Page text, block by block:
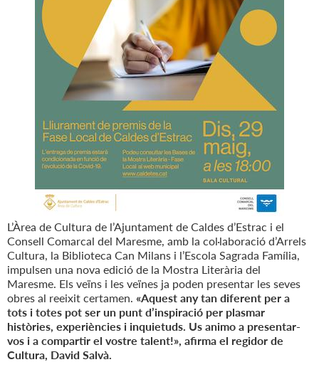
L’Àrea de Cultura de l’Ajuntament de Caldes d’Estrac i el
Consell Comarcal del Maresme, amb la col·laboració d’Arrels
Cultura, la Biblioteca Can Milans i l’Escola Sagrada Família,
impulsen una nova edició de la Mostra Literària del
Maresme. Els veïns i les veïnes ja poden presentar les seves
obres al reeixit certamen. «Aquest any tan diferent per a
tots i totes pot ser un punt d’inspiració per plasmar
històries, experiències i inquietuds. Us animo a presentar-
vos i a compartir el vostre talent!», afirma el regidor de
Cultura, David Salvà.